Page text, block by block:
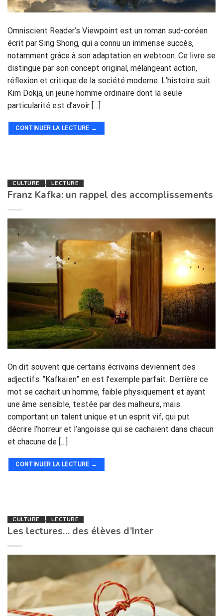
Omniscient Reader’s Viewpoint est un roman sud-coréen
écrit par Sing Shong, qui a connu un immense succès,
notamment grâce à son adaptation en webtoon. Ce livre se
distingue par son concept original, mélangeant action,
réflexion et critique de la société moderne. L’histoire suit
Kim Dokja, un jeune homme ordinaire dont la seule
particularité est d’avoir […]
CONTINUER LA LECTURE →
CULTURE , LECTURE
Franz Kafka: un rappel des accomplissements
On dit souvent que certains écrivains deviennent des
adjectifs. “Kafkaïen” en est l’exemple parfait. Derrière ce
mot se cachait un homme, faible physiquement et ayant
une âme sensible, testée par des malheurs, mais
comportant un talent unique et un esprit vif, qui put
décrire l’horreur et l’angoisse qui se cachaient dans chacun
et chacune de […]
CONTINUER LA LECTURE →
CULTURE , LECTURE
Les lectures… des élèves d’Inter